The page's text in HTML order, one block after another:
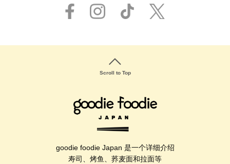
Scroll to Top
goodie foodie Japan 是一个详细介绍
寿司、烤鱼、荞麦面和拉面等